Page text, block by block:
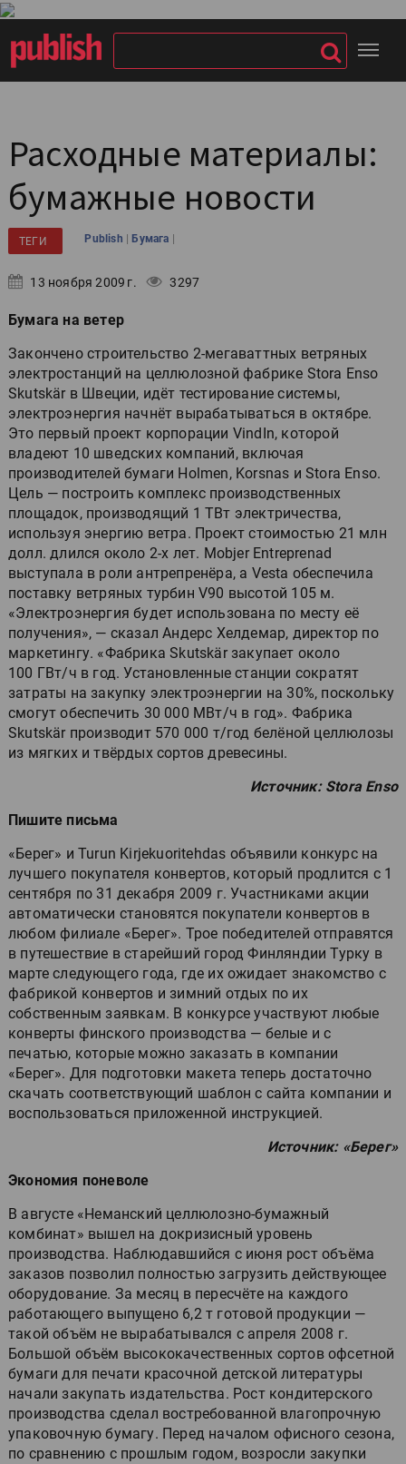
Расходные материалы:
бумажные новости
ТЕГИ Publish |Бумага |
13 ноября 2009 г. 3297
Бумага на ветер
Закончено строительство 2-мегаваттных ветряных
электростанций на целлюлозной фабрике Stora Enso
Skutskär в Швеции, идёт тестирование системы,
электроэнергия начнёт вырабатываться в октябре.
Это первый проект корпорации VindIn, которой
владеют 10 шведских компаний, включая
производителей бумаги Holmen, Korsnas и Stora Enso.
Цель — построить комплекс производственных
площадок, производящий 1 TВт электричества,
используя энергию ветра. Проект стоимостью 21 млн
долл. длился около 2-х лет. Mobjer Entreprenad
выступала в роли антрепренёра, а Vesta обеспечила
поставку ветряных турбин V90 высотой 105 м.
«Электроэнергия будет использована по месту её
получения», — сказал Андерс Хелдемар, директор по
маркетингу. «Фабрика Skutskär закупает около
100 ГВт/ч в год. Установленные станции сократят
затраты на закупку электроэнергии на 30%, поскольку
смогут обеспечить 30 000 МВт/ч в год». Фабрика
Skutskär производит 570 000 т/год белёной целлюлозы
из мягких и твёрдых сортов древесины.
Источник: Stora Enso
Пишите письма
«Берег» и Turun Kirjekuoritehdas объявили конкурс на
лучшего покупателя конвертов, который продлится с 1
сентября по 31 декабря 2009 г. Участниками акции
автоматически становятся покупатели конвертов в
любом филиале «Берег». Трое победителей отправятся
в путешествие в старейший город Финляндии Турку в
марте следующего года, где их ожидает знакомство с
фабрикой конвертов и зимний отдых по их
собственным заявкам. В конкурсе участвуют любые
конверты финского производства — белые и с
печатью, которые можно заказать в компании
«Берег». Для подготовки макета теперь достаточно
скачать соответствующий шаблон с сайта компании и
воспользоваться приложенной инструкцией.
Источник: «Берег»
Экономия поневоле
В августе «Неманский целлюлозно-бумажный
комбинат» вышел на докризисный уровень
производства. Наблюдавшийся с июня рост объёма
заказов позволил полностью загрузить действующее
оборудование. За месяц в пересчёте на каждого
работающего выпущено 6,2 т готовой продукции —
такой объём не вырабатывался с апреля 2008 г.
Большой объём высококачественных сортов офсетной
бумаги для печати красочной детской литературы
начали закупать издательства. Рост кондитерского
производства сделал востребованной влагопрочную
упаковочную бумагу. Перед началом офисного сезона,
по сравнению с прошлым годом, возросли закупки